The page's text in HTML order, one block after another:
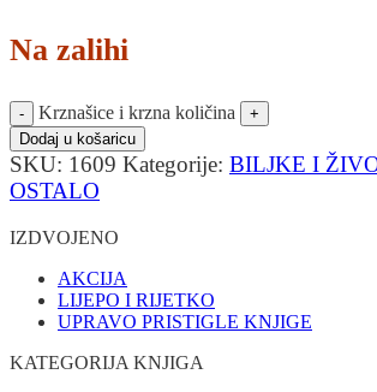
Na zalihi
Krznašice i krzna količina
Dodaj u košaricu
SKU: 1609 Kategorije: BILJKE I
OSTALO
IZDVOJENO
AKCIJA
LIJEPO I RIJETKO
UPRAVO PRISTIGLE KNJIGE
KATEGORIJA KNJIGA